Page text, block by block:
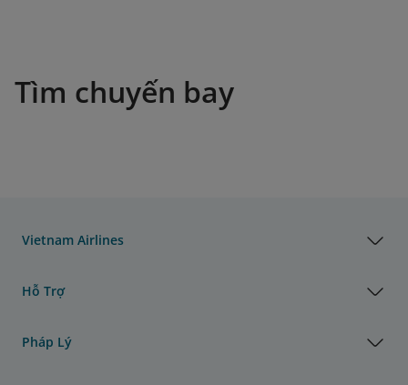
Tìm chuyến bay
Vietnam Airlines
Hỗ Trợ
Pháp Lý